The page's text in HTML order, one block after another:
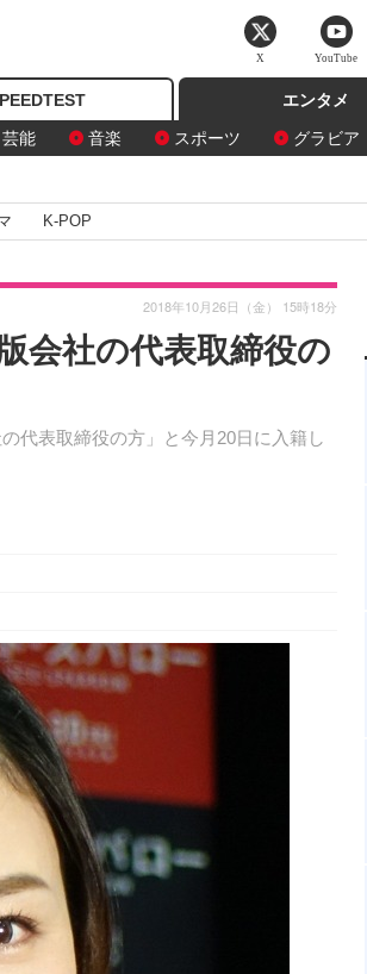
エンタメ
能 音楽 スポーツ グラビア
K-POP
会社の代表取締役の
代表取締役の方」と今月20日に入籍し
2018年10月26日（金） 15時18分
X YouTube